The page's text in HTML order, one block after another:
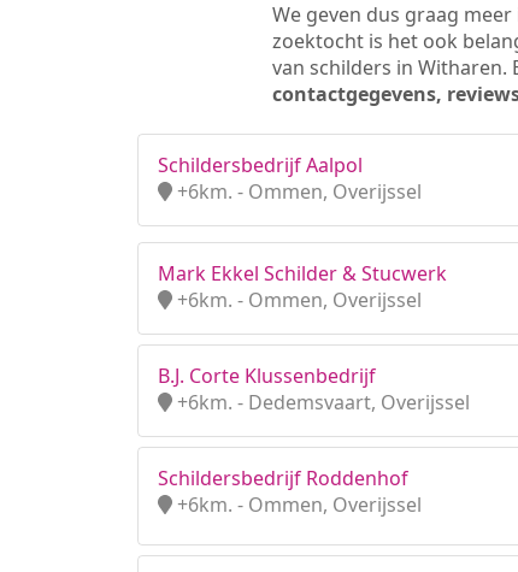
We geven dus graag
zoektocht is het ook
van schilders in
contactgegevens,
Schildersbedrijf Aalpol
+6km. - Ommen, Overijssel
Mark Ekkel Schilder & Stucwerk
+6km. - Ommen, Overijssel
B.J. Corte Klussenbedrijf
+6km. - Dedemsvaart, Overijssel
Schildersbedrijf Roddenhof
+6km. - Ommen, Overijssel